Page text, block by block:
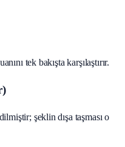
tek bakışta karşılaştırır.
şeklin dışa taşması o